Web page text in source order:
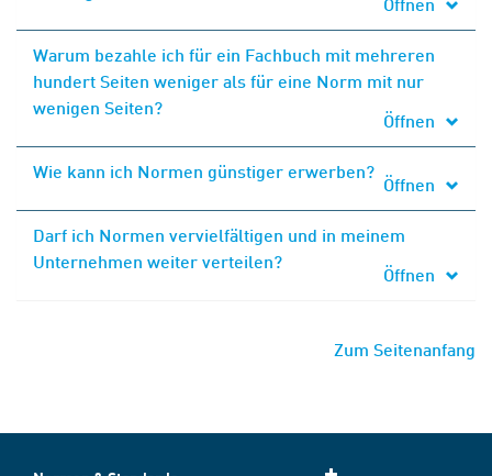
Warum bezahle ich für ein Fachbuch mit mehreren
hundert Seiten weniger als für eine Norm mit nur
wenigen Seiten?
Öffnen
Wie kann ich Normen günstiger erwerben?
Öffnen
Darf ich Normen vervielfältigen und in meinem
Unternehmen weiter verteilen?
Öffnen
Zum Seitenanfang